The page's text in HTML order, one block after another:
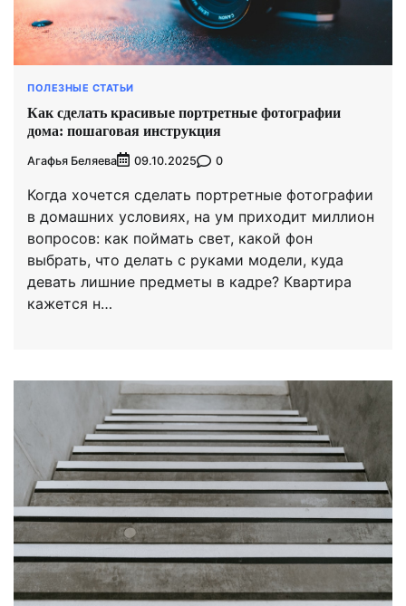
ПОЛЕЗНЫЕ СТАТЬИ
Как сделать красивые портретные фотографии
дома: пошаговая инструкция
Агафья Беляева 09.10.2025 0
Когда хочется сделать портретные фотографии
в домашних условиях, на ум приходит миллион
вопросов: как поймать свет, какой фон
выбрать, что делать с руками модели, куда
девать лишние предметы в кадре? Квартира
кажется н…